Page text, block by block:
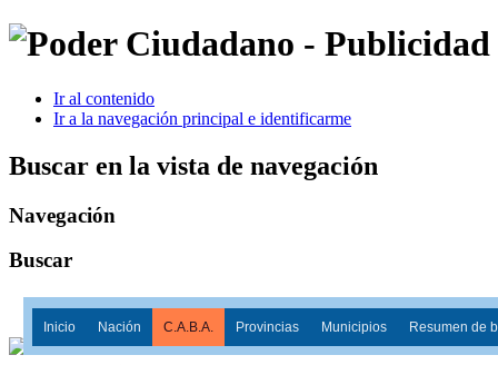
Ir al contenido
Ir a la navegación principal e identificarme
Buscar en la vista de navegación
Navegación
Buscar
Inicio Nación C.A.B.A. Provincias Municipios Resumen de